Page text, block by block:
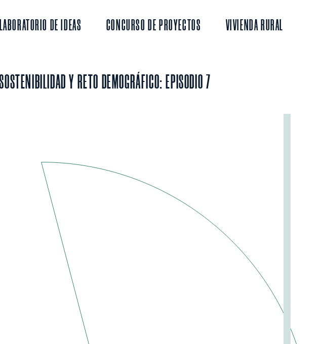
LABORATORIO DE IDEAS CONCURSO DE PROYECTOS VIVIENDA RURAL
Y RETO DEMOGRÁFICO: EPISODIO 7